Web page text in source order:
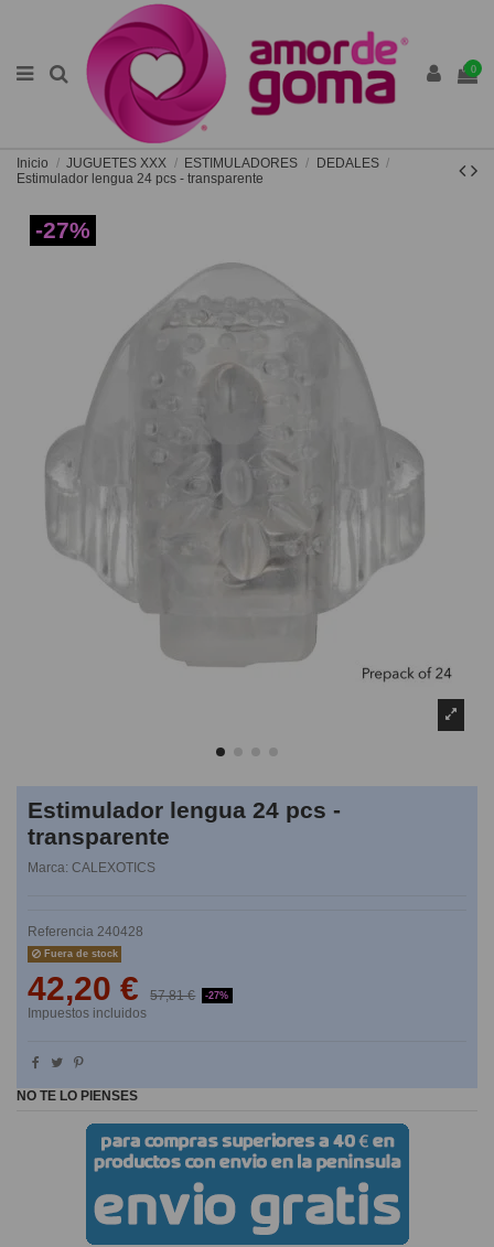
0
Inicio JUGUETES XXX ESTIMULADORES
DEDALES
Estimulador lengua 24 pcs - transparente
-27%
Estimulador lengua 24 pcs -
transparente
Marca: CALEXOTICS
Referencia 240428
Fuera de stock
42,20 € 57,81 € -27%
Impuestos incluidos
NO TE LO PIENSES